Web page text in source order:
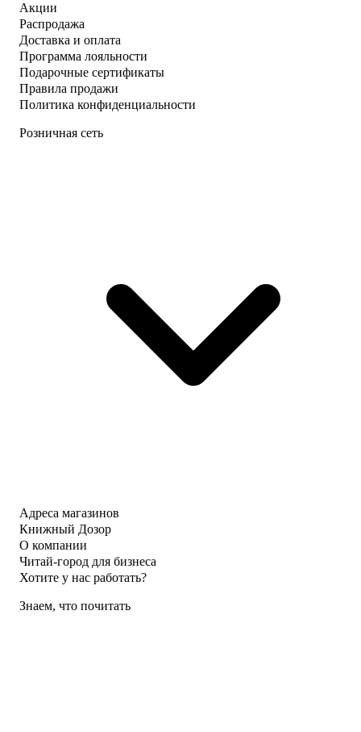
Акции
Распродажа
Доставка и оплата
Программа лояльности
Подарочные сертификаты
Правила продажи
Политика конфиденциальности
Розничная сеть
Адреса магазинов
Книжный Дозор
О компании
Читай-город для бизнеса
Хотите у нас работать?
Знаем, что почитать